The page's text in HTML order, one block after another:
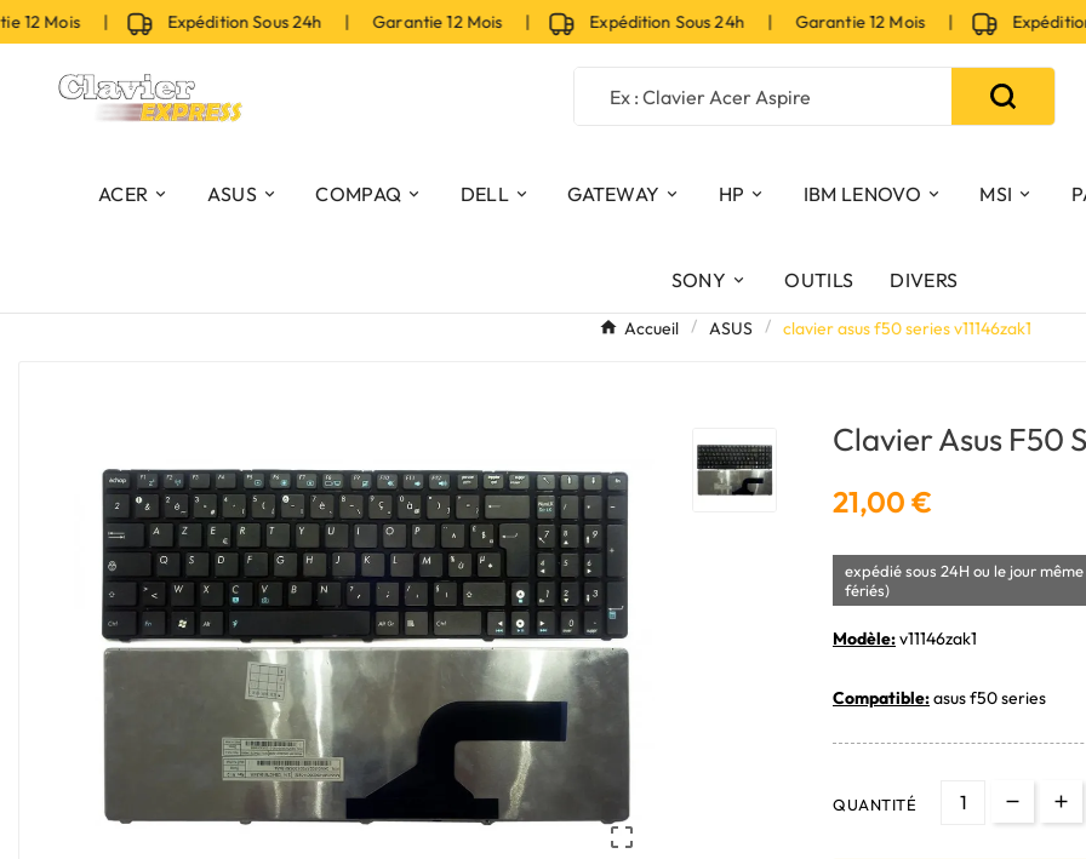
Mois | Expédition Sous 24h | Garantie 12 Mois | Expédition Sous 24h | Garantie 12 Mois | Expédition
ACER ASUS COMPAQ DELL GATEWAY HP IBM LENOVO MSI
SONY OUTILS DIVERS
Accueil ASUS clavier asus f50 series v11146zak1

Clavier Asus F50
21,00 €
expédié sous 24H ou le jour
fériés)
Modèle:v11146zak1
Compatible:asus f50 series
QUANTITÉ